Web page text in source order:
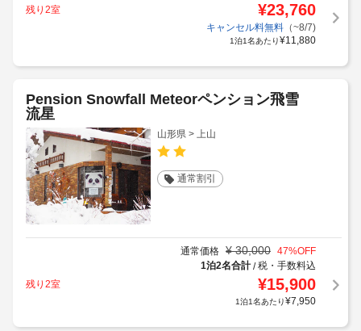
残り2室
¥23,760
キャンセル料無料（~8/7)
1泊1名あたり¥11,880
Pension Snowfall Meteorペンション飛雪
流星
山形県 > 上山
通常割引
通常価格 ¥ 30,000 47%OFF
1泊2名合計/税・手数料込
残り2室
¥15,900
1泊1名あたり¥7,950